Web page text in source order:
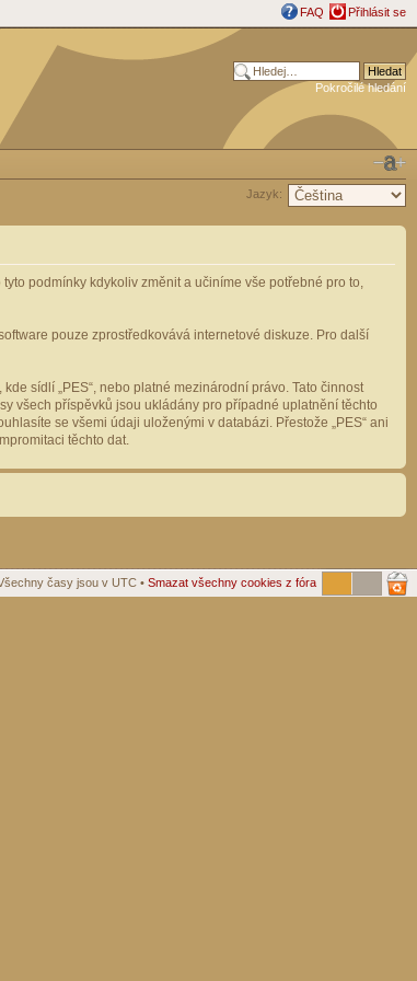
FAQ Přihlásit se
Pokročilé hledání
Jazyk:
podmínky kdykoliv změnit a učiníme vše potřebné pro to,
software pouze zprostředkovává internetové diskuze. Pro další
sídlí „PES“, nebo platné mezinárodní právo. Tato činnost
všech příspěvků jsou ukládány pro případné uplatnění těchto
se všemi údaji uloženými v databázi. Přestože „PES“ ani
těchto dat.
časy jsou v UTC • Smazat všechny cookies z fóra